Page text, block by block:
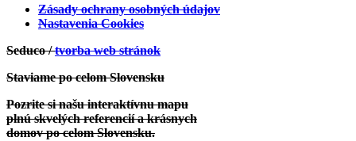
Mokrance:Projekt Individuálny
Zásady ochrany osobných údajov
Nastavenia Cookies
Seduco /tvorba web stránok
Staviame po celom Slovensku
Pozrite si našu interaktívnu mapu
plnú skvelých referencií a krásnych
domov po celom Slovensku.